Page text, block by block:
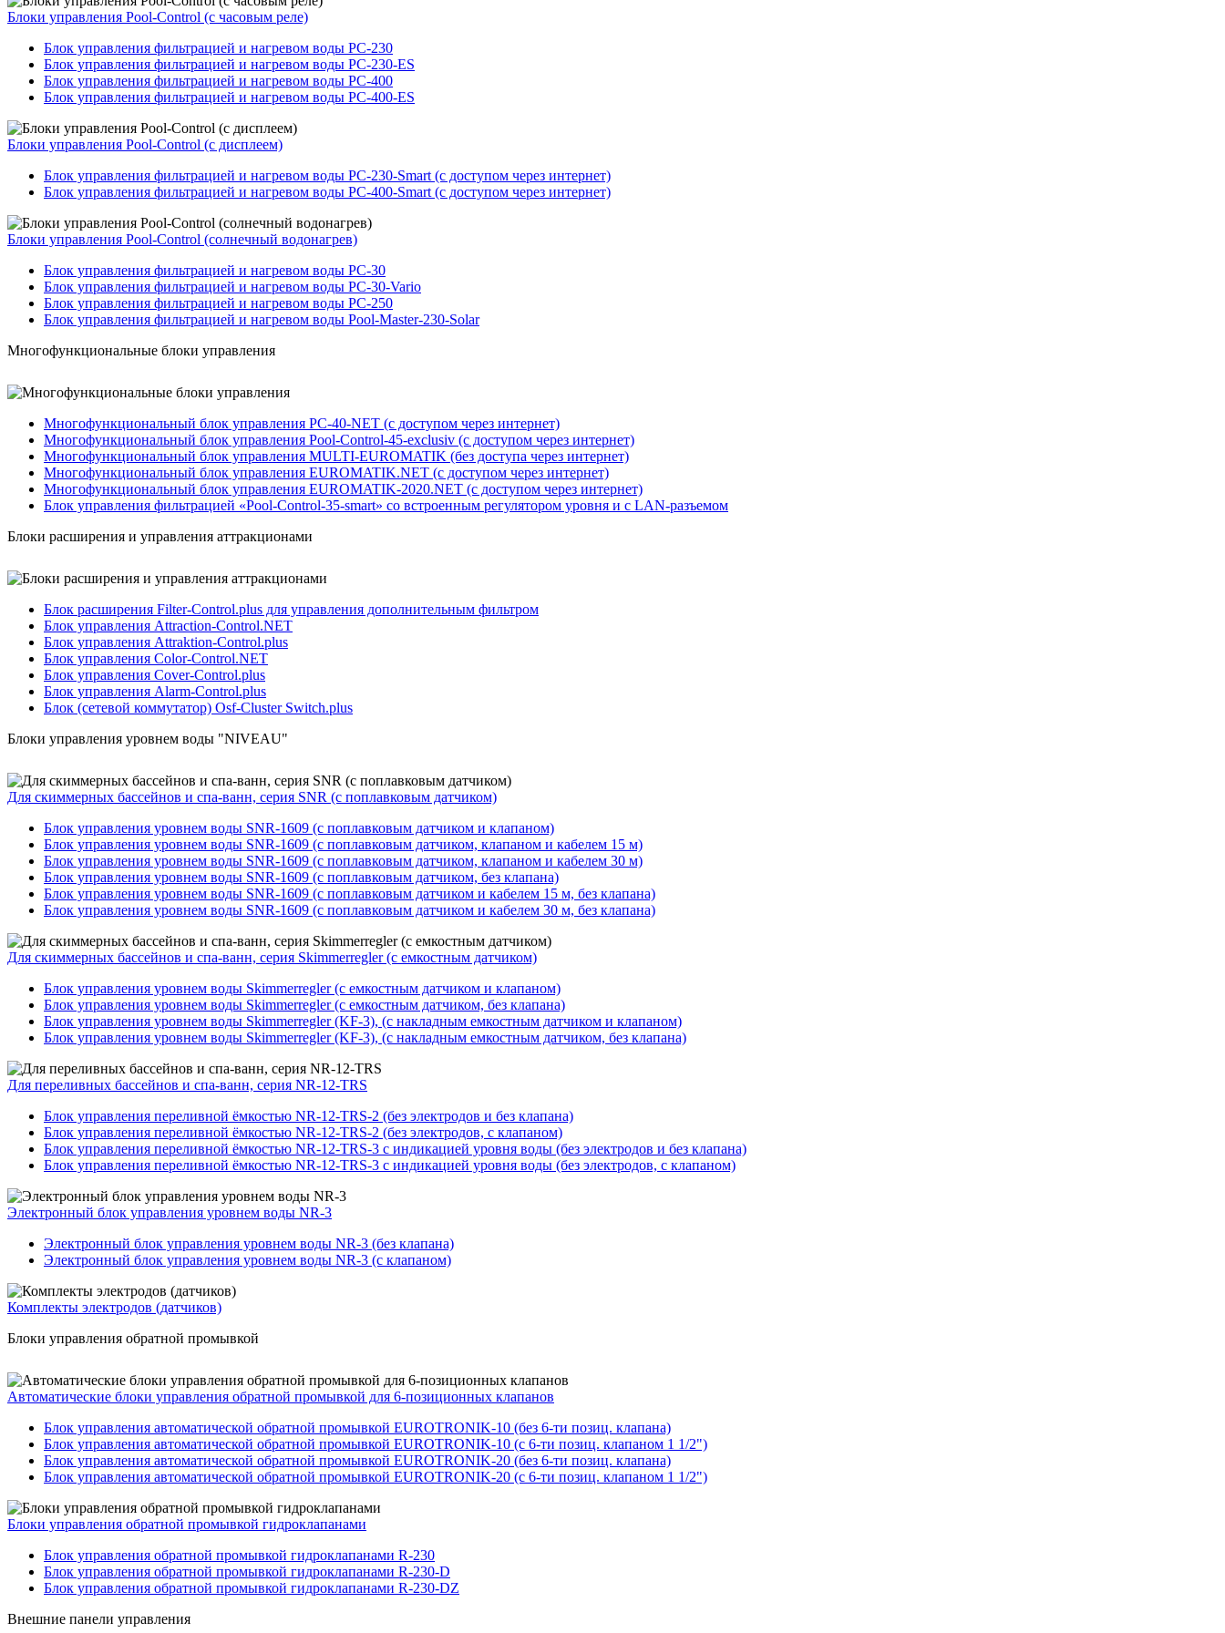
Блоки управления Pool-Control (с часовым реле)
Блок управления фильтрацией и нагревом воды PC-230
Блок управления фильтрацией и нагревом воды PC-230-ES
Блок управления фильтрацией и нагревом воды PC-400
Блок управления фильтрацией и нагревом воды PC-400-ES
Блоки управления Pool-Control (с дисплеем)
Блок управления фильтрацией и нагревом воды PC-230-Smart (с доступом через интернет)
Блок управления фильтрацией и нагревом воды PC-400-Smart (с доступом через интернет)
Блоки управления Pool-Control (солнечный водонагрев)
Блок управления фильтрацией и нагревом воды PC-30
Блок управления фильтрацией и нагревом воды PC-30-Vario
Блок управления фильтрацией и нагревом воды PC-250
Блок управления фильтрацией и нагревом воды Pool-Master-230-Solar
Многофункциональные блоки управления
Многофункциональный блок управления PC-40-NET (с доступом через интернет)
Многофункциональный блок управления Pool-Control-45-exclusiv (с доступом через интернет)
Многофункциональный блок управления MULTI-EUROMATIK (без доступа через интернет)
Многофункциональный блок управления EUROMATIK.NET (с доступом через интернет)
Многофункциональный блок управления EUROMATIK-2020.NET (с доступом через интернет)
Блок управления фильтрацией «Pool-Control-35-smart» со встроенным регулятором уровня и с LAN-разъемом
Блоки расширения и управления аттракционами
Блок расширения Filter-Control.plus для управления дополнительным фильтром
Блок управления Attraction-Control.NET
Блок управления Attraktion-Control.plus
Блок управления Color-Control.NET
Блок управления Cover-Control.plus
Блок управления Alarm-Control.plus
Блок (сетевой коммутатор) Osf-Cluster Switch.plus
Блоки управления уровнем воды "NIVEAU"
Для скиммерных бассейнов и спа-ванн, серия SNR (с поплавковым датчиком)
Блок управления уровнем воды SNR-1609 (с поплавковым датчиком и клапаном)
Блок управления уровнем воды SNR-1609 (с поплавковым датчиком, клапаном и кабелем 15 м)
Блок управления уровнем воды SNR-1609 (с поплавковым датчиком, клапаном и кабелем 30 м)
Блок управления уровнем воды SNR-1609 (с поплавковым датчиком, без клапана)
Блок управления уровнем воды SNR-1609 (с поплавковым датчиком и кабелем 15 м, без клапана)
Блок управления уровнем воды SNR-1609 (с поплавковым датчиком и кабелем 30 м, без клапана)
Для скиммерных бассейнов и спа-ванн, серия Skimmerregler (с емкостным датчиком)
Блок управления уровнем воды Skimmerregler (с емкостным датчиком и клапаном)
Блок управления уровнем воды Skimmerregler (с емкостным датчиком, без клапана)
Блок управления уровнем воды Skimmerregler (KF-3), (с накладным емкостным датчиком и клапаном)
Блок управления уровнем воды Skimmerregler (KF-3), (с накладным емкостным датчиком, без клапана)
Для переливных бассейнов и спа-ванн, серия NR-12-TRS
Блок управления переливной ёмкостью NR-12-TRS-2 (без электродов и без клапана)
Блок управления переливной ёмкостью NR-12-TRS-2 (без электродов, с клапаном)
Блок управления переливной ёмкостью NR-12-TRS-3 с индикацией уровня воды (без электродов и без клапана)
Блок управления переливной ёмкостью NR-12-TRS-3 с индикацией уровня воды (без электродов, с клапаном)
Электронный блок управления уровнем воды NR-3
Электронный блок управления уровнем воды NR-3 (без клапана)
Электронный блок управления уровнем воды NR-3 (с клапаном)
Комплекты электродов (датчиков)
Блоки управления обратной промывкой
Автоматические блоки управления обратной промывкой для 6-позиционных клапанов
Блок управления автоматической обратной промывкой EUROTRONIK-10 (без 6-ти позиц. клапана)
Блок управления автоматической обратной промывкой EUROTRONIK-10 (c 6-ти позиц. клапаном 1 1/2")
Блок управления автоматической обратной промывкой EUROTRONIK-20 (без 6-ти позиц. клапана)
Блок управления автоматической обратной промывкой EUROTRONIK-20 (с 6-ти позиц. клапаном 1 1/2")
Блоки управления обратной промывкой гидроклапанами
Блок управления обратной промывкой гидроклапанами R-230
Блок управления обратной промывкой гидроклапанами R-230-D
Блок управления обратной промывкой гидроклапанами R-230-DZ
Внешние панели управления